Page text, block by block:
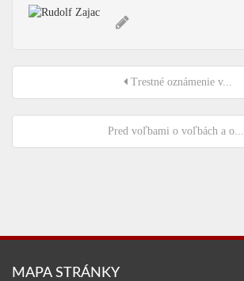
Trestné oznámenie v...
Pred voľbami o voľbách a o...
MAPA STRÁNKY